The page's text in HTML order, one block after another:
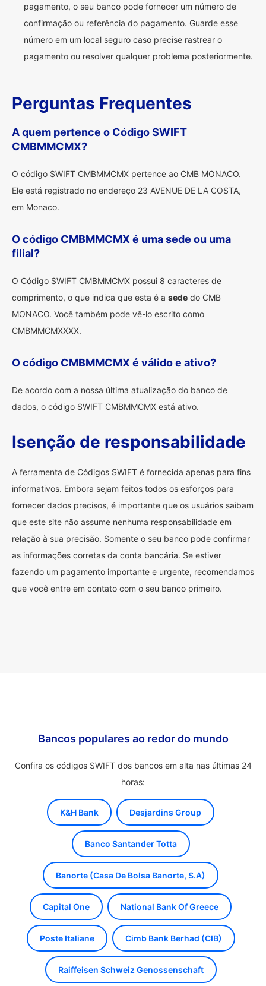
pagamento, o seu banco pode fornecer um número de
confirmação ou referência do pagamento. Guarde esse
número em um local seguro caso precise rastrear o
pagamento ou resolver qualquer problema posteriormente.
Perguntas Frequentes
A quem pertence o Código SWIFT
CMBMMCMX?
O código SWIFT CMBMMCMX pertence ao CMB MONACO.
Ele está registrado no endereço 23 AVENUE DE LA COSTA,
em Monaco.
O código CMBMMCMX é uma sede ou uma
filial?
O Código SWIFT CMBMMCMX possui 8 caracteres de
comprimento, o que indica que esta é a sede do CMB
MONACO. Você também pode vê-lo escrito como
CMBMMCMXXXX.
O código CMBMMCMX é válido e ativo?
De acordo com a nossa última atualização do banco de
dados, o código SWIFT CMBMMCMX está ativo.
Isenção de responsabilidade
A ferramenta de Códigos SWIFT é fornecida apenas para fins
informativos. Embora sejam feitos todos os esforços para
fornecer dados precisos, é importante que os usuários saibam
que este site não assume nenhuma responsabilidade em
relação à sua precisão. Somente o seu banco pode confirmar
as informações corretas da conta bancária. Se estiver
fazendo um pagamento importante e urgente, recomendamos
que você entre em contato com o seu banco primeiro.
Bancos populares ao redor do mundo
Confira os códigos SWIFT dos bancos em alta nas últimas 24
horas:
K&H Bank Desjardins Group
Banco Santander Totta
Banorte (Casa De Bolsa Banorte, S.A)
Capital One National Bank Of Greece
Poste Italiane Cimb Bank Berhad (CIB)
Raiffeisen Schweiz Genossenschaft